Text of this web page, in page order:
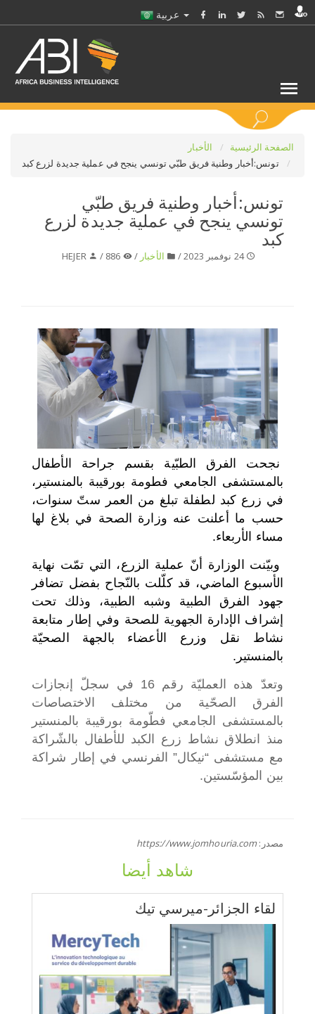
حدد ملفا
اختر بلدا/بلدان
الصفحة الرئيسية
الأخبار
تونس:أخبار وطنية فريق طبّي تونسي ينجح في عملية جديدة لزرع كبد
تونس:أخبار وطنية فريق طبّي
تونسي ينجح في عملية جديدة لزرع
كبد
24 نوفمبر 2023 / الأخبار /
HEJER
نجحت الفرق الطبّية بقسم جراحة الأطفال
بالمستشفى الجامعي فطومة بورقيبة بالمنستير،
في زرع كبد لطفلة تبلغ من العمر ستّ سنوات،
حسب ما أعلنت عنه وزارة الصحة في بلاغ لها
مساء الأربعاء.
وبيّنت الوزارة أنّ عملية الزرع، التي تمّت نهاية
الأسبوع الماضي، قد كلّلت بالنّجاح بفضل تضافر
جهود الفرق الطبية وشبه الطبية، وذلك تحت
إشراف الإدارة الجهوية للصحة وفي إطار متابعة
نشاط نقل وزرع الأعضاء بالجهة الصحيّة
بالمنستير.
وتعدّ هذه العمليّة رقم 16 في سجلّ إنجازات
الفرق الصحّية من مختلف الاختصاصات
بالمستشفى الجامعي فطّومة بورقيبة بالمنستير
منذ انطلاق نشاط زرع الكبد للأطفال بالشّراكة
مع مستشفى “نيكال” الفرنسي في إطار شراكة
بين المؤسّستين.
مصدر:https://www.jomhouria.com
شاهد أيضا
لقاء الجزائر-ميرسي تيك